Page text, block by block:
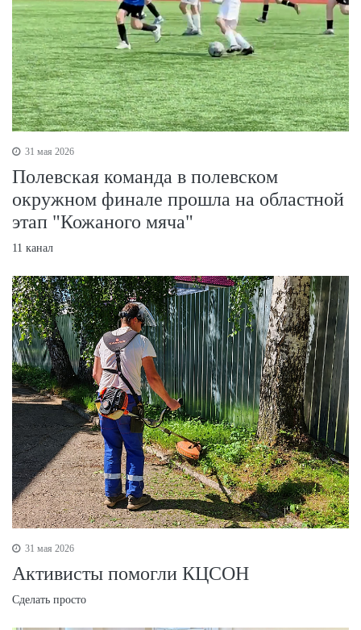
31 мая 2026
Полевская команда в полевском
окружном финале прошла на областной
этап "Кожаного мяча"
11 канал
31 мая 2026
Активисты помогли КЦСОН
Сделать просто